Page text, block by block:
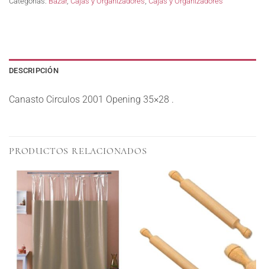
DESCRIPCIÓN
Canasto Circulos 2001 Opening 35×28 .
PRODUCTOS RELACIONADOS